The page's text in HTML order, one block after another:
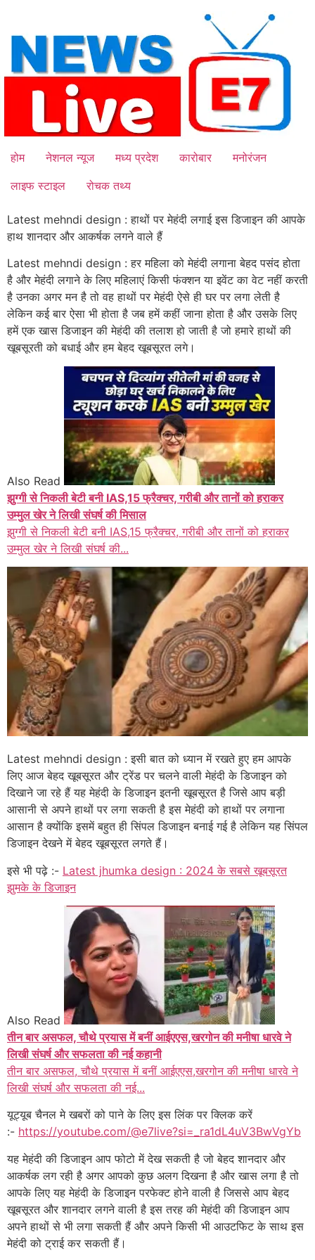
content
होम नेशनल न्यूज मध्य प्रदेश कारोबार
मनोरंजन
लाइफ स्टाइल
रोचक तथ्य
Latest mehndi design : हाथों पर मेहंदी लगाई इस डिजाइन की आपके
हाथ शानदार और आकर्षक लगने वाले हैं
Latest mehndi design : हर महिला को मेहंदी लगाना बेहद पसंद होता
है और मेहंदी लगाने के लिए महिलाएं किसी फंक्शन या इवेंट का वेट नहीं करती
है उनका अगर मन है तो वह हाथों पर मेहंदी ऐसे ही घर पर लगा लेती है
लेकिन कई बार ऐसा भी होता है जब हमें कहीं जाना होता है और उसके लिए
हमें एक खास डिजाइन की मेहंदी की तलाश हो जाती है जो हमारे हाथों की
खूबसूरती को बधाई और हम बेहद खूबसूरत लगे।
Also Read
झुग्गी से निकली बेटी बनी IAS,15 फ्रैक्चर, गरीबी और तानों को हराकर
उम्मुल खेर ने लिखी संघर्ष की मिसाल
झुग्गी से निकली बेटी बनी IAS,15 फ्रैक्चर, गरीबी और तानों को हराकर
उम्मुल खेर ने लिखी संघर्ष की...
Latest mehndi design : इसी बात को ध्यान में रखते हुए हम आपके
लिए आज बेहद खूबसूरत और ट्रेंड पर चलने वाली मेहंदी के डिजाइन को
दिखाने जा रहे हैं यह मेहंदी के डिजाइन इतनी खूबसूरत है जिसे आप बड़ी
आसानी से अपने हाथों पर लगा सकती है इस मेहंदी को हाथों पर लगाना
आसान है क्योंकि इसमें बहुत ही सिंपल डिजाइन बनाई गई है लेकिन यह सिंपल
डिजाइन देखने में बेहद खूबसूरत लगते हैं।
इसे भी पढ़े :- Latest jhumka design : 2024 के सबसे खूबसूरत
झुमके के डिजाइन
Also Read
तीन बार असफल, चौथे प्रयास में बनीं आईएएस,खरगोन की मनीषा धारवे ने
लिखी संघर्ष और सफलता की नई कहानी
तीन बार असफल, चौथे प्रयास में बनीं आईएएस,खरगोन की मनीषा धारवे ने
लिखी संघर्ष और सफलता की नई...
यूट्यूब चैनल मे खबरों को पाने के लिए इस लिंक पर क्लिक करें
:- https://youtube.com/@e7live?si=_ra1dL4uV3BwVgYb
यह मेहंदी की डिजाइन आप फोटो में देख सकती है जो बेहद शानदार और
आकर्षक लग रही है अगर आपको कुछ अलग दिखना है और खास लगा है तो
आपके लिए यह मेहंदी के डिजाइन परफेक्ट होने वाली है जिससे आप बेहद
खूबसूरत और शानदार लगने वाली है इस तरह की मेहंदी की डिजाइन आप
अपने हाथों से भी लगा सकती हैं और अपने किसी भी आउटफिट के साथ इस
मेहंदी को ट्राई कर सकती हैं।